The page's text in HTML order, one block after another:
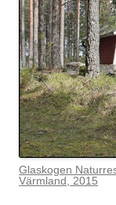
Glaskogen
Värmland, 2015